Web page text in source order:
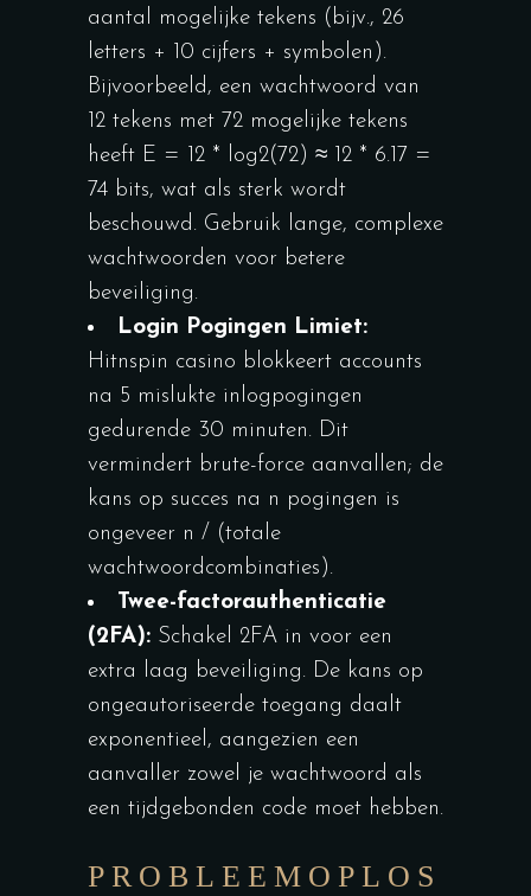
aantal mogelijke tekens (bijv., 26
letters + 10 cijfers + symbolen).
Bijvoorbeeld, een wachtwoord van
12 tekens met 72 mogelijke tekens
heeft E = 12 * log2(72) ≈ 12 * 6.17 =
74 bits, wat als sterk wordt
beschouwd. Gebruik lange, complexe
wachtwoorden voor betere
beveiliging.
Login Pogingen Limiet:
Hitnspin casino blokkeert accounts
na 5 mislukte inlogpogingen
gedurende 30 minuten. Dit
vermindert brute-force aanvallen; de
kans op succes na n pogingen is
ongeveer n / (totale
wachtwoordcombinaties).
Twee-factorauthenticatie
(2FA): Schakel 2FA in voor een
extra laag beveiliging. De kans op
ongeautoriseerde toegang daalt
exponentieel, aangezien een
aanvaller zowel je wachtwoord als
een tijdgebonden code moet hebben.
PROBLEEMOPLOS